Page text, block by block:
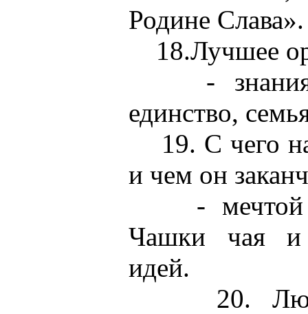
Родине Слава».
18.Лучшее
- знания,
единство,
19. С чего
и чем он
- мечтой и
Чашки чая и
идей.
20.